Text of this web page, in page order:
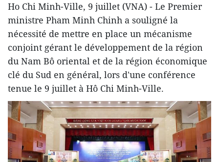
Ho Chi Minh-Ville, 9 juillet (VNA) - Le Premier
ministre Pham Minh Chinh a souligné la
nécessité de mettre en place un mécanisme
conjoint gérant le développement de la région
du Nam Bô oriental et de la région économique
clé du Sud en général, lors d'une conférence
tenue le 9 juillet à Hô Chi Minh-Ville.